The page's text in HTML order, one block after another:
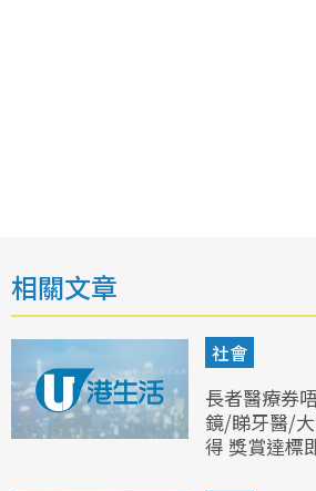
相關文章
社會
長者醫療券
鏡/睇牙醫/
得 獎賞達標